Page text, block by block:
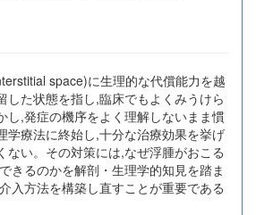
space)に生理的な代償能力を越
した状態を指し,臨床でもよくみうけら
し,発症の機序をよく理解しないまま慣
学療法に終始し,十分な治療効果を挙げ
ない。その対策には,なぜ浮腫がおこる
きるのかを解剖・生理学的知見を踏ま
入方法を構築し直すことが重要である